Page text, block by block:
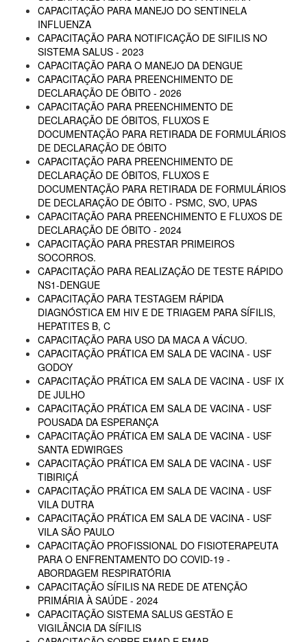
CAPACITAÇÃO PARA MANEJO DO SENTINELA
INFLUENZA
CAPACITAÇÃO PARA NOTIFICAÇÃO DE SIFILIS NO
SISTEMA SALUS - 2023
CAPACITAÇÃO PARA O MANEJO DA DENGUE
CAPACITAÇÃO PARA PREENCHIMENTO DE
DECLARAÇÃO DE ÓBITO - 2026
CAPACITAÇÃO PARA PREENCHIMENTO DE
DECLARAÇÃO DE ÓBITOS, FLUXOS E
DOCUMENTAÇÃO PARA RETIRADA DE FORMULÁRIOS
DE DECLARAÇÃO DE ÓBITO
CAPACITAÇÃO PARA PREENCHIMENTO DE
DECLARAÇÃO DE ÓBITOS, FLUXOS E
DOCUMENTAÇÃO PARA RETIRADA DE FORMULÁRIOS
DE DECLARAÇÃO DE ÓBITO - PSMC, SVO, UPAS
CAPACITAÇÃO PARA PREENCHIMENTO E FLUXOS DE
DECLARAÇÃO DE ÓBITO - 2024
CAPACITAÇÃO PARA PRESTAR PRIMEIROS
SOCORROS.
CAPACITAÇÃO PARA REALIZAÇÃO DE TESTE RÁPIDO
NS1-DENGUE
CAPACITAÇÃO PARA TESTAGEM RÁPIDA
DIAGNÓSTICA EM HIV E DE TRIAGEM PARA SÍFILIS,
HEPATITES B, C
CAPACITAÇÃO PARA USO DA MACA A VÁCUO.
CAPACITAÇÃO PRÁTICA EM SALA DE VACINA - USF
GODOY
CAPACITAÇÃO PRÁTICA EM SALA DE VACINA - USF IX
DE JULHO
CAPACITAÇÃO PRÁTICA EM SALA DE VACINA - USF
POUSADA DA ESPERANÇA
CAPACITAÇÃO PRÁTICA EM SALA DE VACINA - USF
SANTA EDWIRGES
CAPACITAÇÃO PRÁTICA EM SALA DE VACINA - USF
TIBIRIÇÁ
CAPACITAÇÃO PRÁTICA EM SALA DE VACINA - USF
VILA DUTRA
CAPACITAÇÃO PRÁTICA EM SALA DE VACINA - USF
VILA SÃO PAULO
CAPACITAÇÃO PROFISSIONAL DO FISIOTERAPEUTA
PARA O ENFRENTAMENTO DO COVID-19 -
ABORDAGEM RESPIRATÓRIA
CAPACITAÇÃO SÍFILIS NA REDE DE ATENÇÃO
PRIMÁRIA À SAÚDE - 2024
CAPACITAÇÃO SISTEMA SALUS GESTÃO E
VIGILÂNCIA DA SÍFILIS